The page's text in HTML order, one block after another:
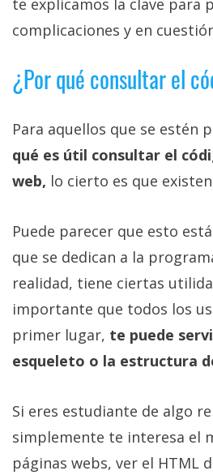
Aviso
Legal
El medio de
comunicación
encontrarás
todas las
noticias sobre
tecnología,
móviles,
apps,
informática,
videojuegos,
comparativas,
trucos y
El Grupo
Informático
(CC) 2006-
reservados.
te explicamos la clave para
complicaciones y en
¿Por qué consultar el
Para aquellos que se estén
qué es útil consultar el
web, lo cierto es que
Puede parecer que esto
que se dedican a la
realidad, tiene ciertas
importante que todos los
primer lugar, te puede
esqueleto o la estructura
Si eres estudiante de algo
simplemente te interesa el
páginas webs, ver el HTML